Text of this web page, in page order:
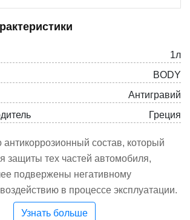
1л
BODY
Антигравий
Греция
состав, который
защиты тех частей автомобиля,
подвержены негативному
в процессе эксплуатации.
на днище, крылья, пороги машины.
Узнать больше